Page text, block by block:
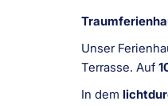
Unser
Terrasse. Auf
In dem